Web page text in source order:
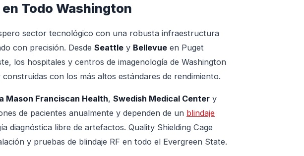
Todo Washington
sector tecnológico con una robusta infraestructura
con precisión. Desde Seattle y Bellevue en Puget
los hospitales y centros de imagenología de Washington
con los más altos estándares de rendimiento.
Mason Franciscan Health, Swedish Medical Center y
de pacientes anualmente y dependen de un blindaje
diagnóstica libre de artefactos. Quality Shielding Cage
y pruebas de blindaje RF en todo el Evergreen State.